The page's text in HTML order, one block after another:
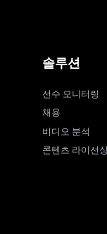
솔루션
선수 모니터링
채용
비디오 분석
콘텐츠 라이선싱